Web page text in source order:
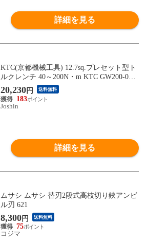
詳細を見る
KTC(京都機械工具) 12.7sq.プレセット型ト
ルクレンチ 40～200N・m KTC GW200-04
【返品種別B】
20,230円 送料無料
183
Joshin
詳細を見る
ムサシ ムサシ 替刃2段式高枝切り鋏アンビ
ル刃 621
8,300円 送料無料
75
コジマ